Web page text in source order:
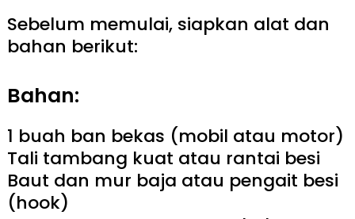
Sebelum memulai, siapkan alat dan
bahan berikut:
Bahan:
1 buah ban bekas (mobil atau motor)
Tali tambang kuat atau rantai besi
Baut dan mur baja atau pengait besi
(hook)